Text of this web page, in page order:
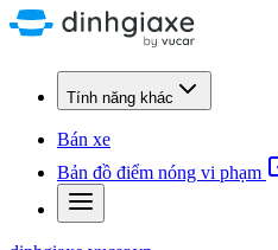
Tính năng khác
Bán xe
Bản đồ điểm nóng vi phạm